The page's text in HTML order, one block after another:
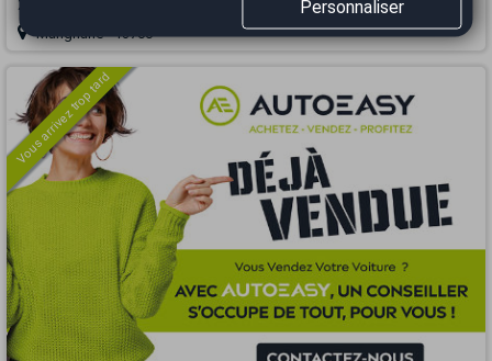
2018 Automatique
Marignane - 13700
Vous arrivez trop tard
Personnaliser